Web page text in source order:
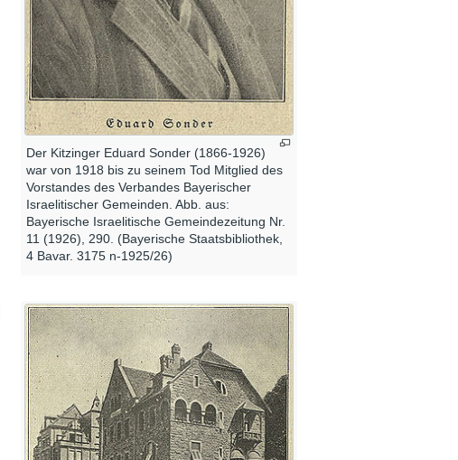
Der Kitzinger Eduard Sonder (1866-1926)
war von 1918 bis zu seinem Tod Mitglied des
Vorstandes des Verbandes Bayerischer
Israelitischer Gemeinden. Abb. aus:
Bayerische Israelitische Gemeindezeitung Nr.
11 (1926), 290. (Bayerische Staatsbibliothek,
4 Bavar. 3175 n-1925/26)